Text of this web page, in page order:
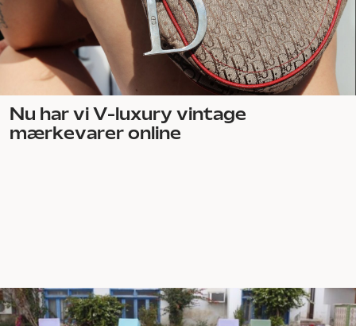
Nu har vi V-luxury vintage
mærkevarer online